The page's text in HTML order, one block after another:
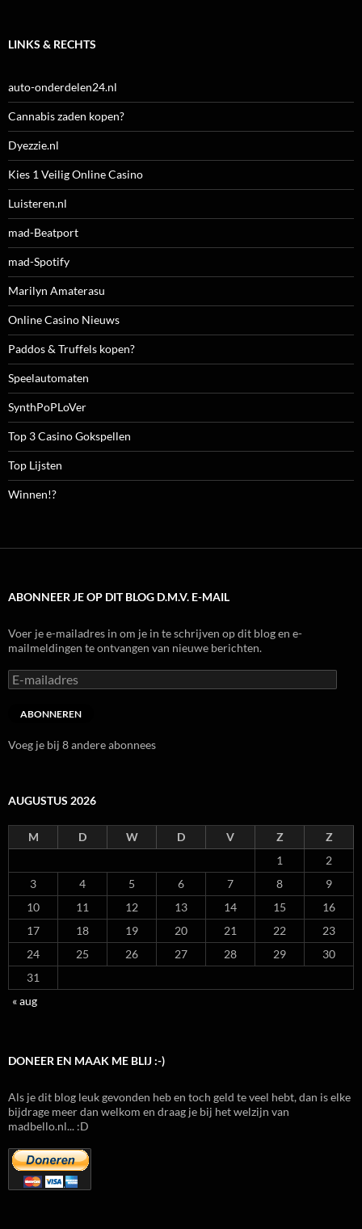
LINKS & RECHTS
auto-onderdelen24.nl
Cannabis zaden kopen?
Dyezzie.nl
Kies 1 Veilig Online Casino
Luisteren.nl
mad-Beatport
mad-Spotify
Marilyn Amaterasu
Online Casino Nieuws
Paddos & Truffels kopen?
Speelautomaten
SynthPoPLoVer
Top 3 Casino Gokspellen
Top Lijsten
Winnen!?
ABONNEER JE OP DIT BLOG D.M.V. E-MAIL
Voer je e-mailadres in om je in te schrijven op dit blog en e-
mailmeldingen te ontvangen van nieuwe berichten.
E-
mailadres
ABONNEREN
Voeg je bij 8 andere abonnees
AUGUSTUS 2026
M D W D V Z
Z
1
2
3
4 5 6 7 8
9
10
11 12 13 14 15
16
17
18 19 20 21 22
23
24
25 26 27 28 29
30
31
« aug
DONEER EN MAAK ME BLIJ :-)
Als je dit blog leuk gevonden heb en toch geld te veel hebt, dan is elke
bijdrage meer dan welkom en draag je bij het welzijn van
madbello.nl... :D